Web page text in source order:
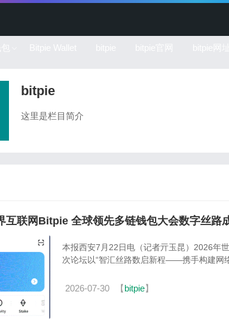
bitpie
这里是栏目简介
互联网Bitpie 全球领先多链钱包大会数字丝路
本报西安7月22日电（记者亓玉昆）2026年
次论坛以“智汇丝路数启新程——携手构建网
2026-07-30 【bitpie】